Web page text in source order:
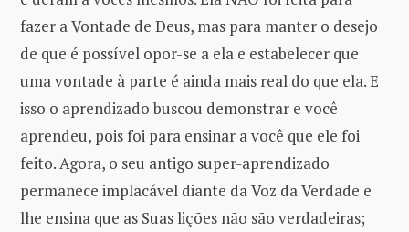
fazer a Vontade de Deus, mas para manter o desejo
de que é possível opor-se a ela e estabelecer que
uma vontade à parte é ainda mais real do que ela. E
isso o aprendizado buscou demonstrar e você
aprendeu, pois foi para ensinar a você que ele foi
feito. Agora, o seu antigo super-aprendizado
permanece implacável diante da Voz da Verdade e
lhe ensina que as Suas lições não são verdadeiras;